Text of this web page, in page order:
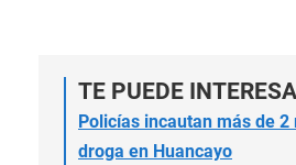
TE PUEDE
Policías incautan más de
droga en Huancayo